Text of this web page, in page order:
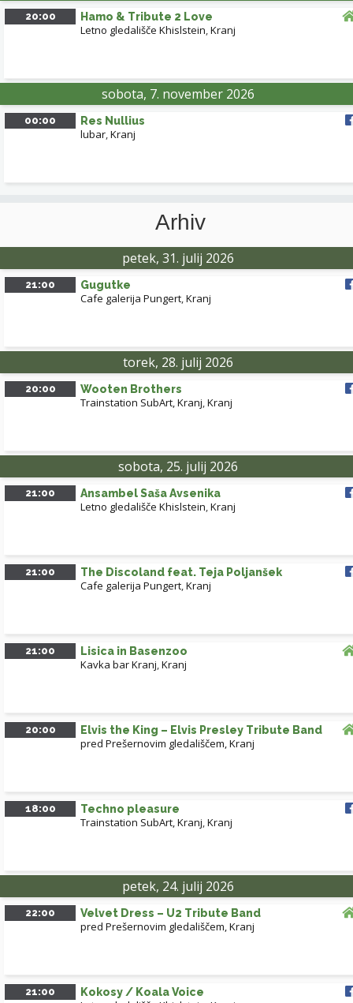
20:00 Hamo & Tribute 2 Love
Letno gledališče Khislstein,Kranj
sobota, 7. november 2026
00:00 Res Nullius
lubar,Kranj
Arhiv
petek, 31. julij 2026
21:00 Gugutke
Cafe galerija Pungert,Kranj
torek, 28. julij 2026
20:00 Wooten Brothers
Trainstation SubArt, Kranj,Kranj
sobota, 25. julij 2026
21:00 Ansambel Saša Avsenika
Letno gledališče Khislstein,Kranj
21:00 The Discoland feat. Teja Poljanšek
Cafe galerija Pungert,Kranj
21:00 Lisica in Basenzoo
Kavka bar Kranj,Kranj
20:00 Elvis the King – Elvis Presley Tribute Band
pred Prešernovim gledališčem, Kranj
18:00 Techno pleasure
Trainstation SubArt, Kranj,Kranj
petek, 24. julij 2026
22:00 Velvet Dress – U2 Tribute Band
pred Prešernovim gledališčem, Kranj
21:00 Kokosy / Koala Voice